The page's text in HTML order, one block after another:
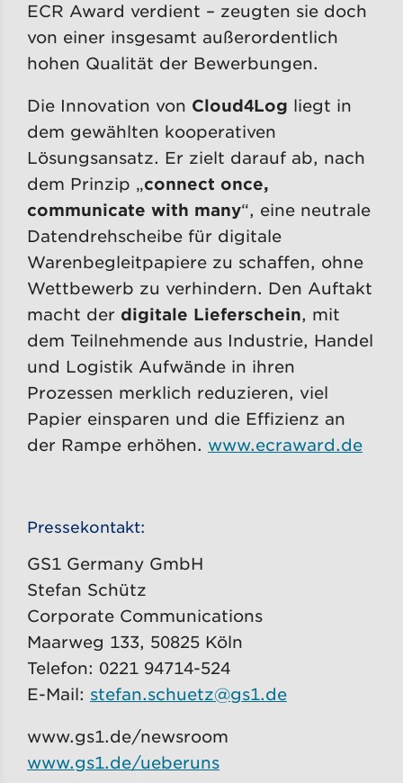
ECR Award verdient – zeugten sie doch
von einer insgesamt außerordentlich
hohen Qualität der Bewerbungen.
Die Innovation von Cloud4Log liegt in
dem gewählten kooperativen
Lösungsansatz. Er zielt darauf ab, nach
dem Prinzip „connect once,
communicate with many“, eine neutrale
Datendrehscheibe für digitale
Warenbegleitpapiere zu schaffen, ohne
Wettbewerb zu verhindern. Den Auftakt
macht der digitale Lieferschein, mit
dem Teilnehmende aus Industrie, Handel
und Logistik Aufwände in ihren
Prozessen merklich reduzieren, viel
Papier einsparen und die Effizienz an
der Rampe erhöhen. www.ecraward.de
Pressekontakt:
GS1 Germany GmbH
Stefan Schütz
Corporate Communications
Maarweg 133, 50825 Köln
Telefon: 0221 94714-524
E-Mail: stefan.schuetz@gs1.de
www.gs1.de/newsroom
www.gs1.de/ueberuns